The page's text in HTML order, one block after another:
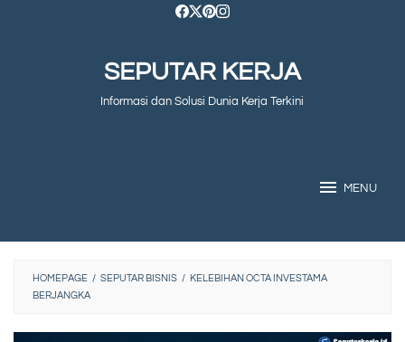
SEPUTAR KERJA
Informasi dan Solusi Dunia Kerja Terkini
MENU
HOMEPAGE / SEPUTAR BISNIS / KELEBIHAN OCTA INVESTAMA
BERJANGKA